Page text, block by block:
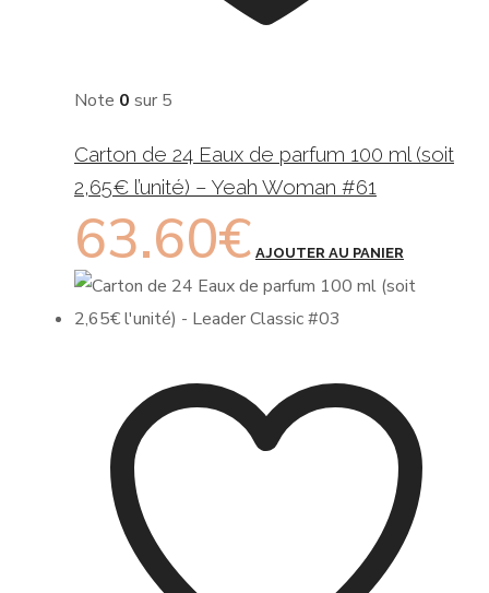
Note 0 sur 5
Carton de 24 Eaux de parfum 100 ml (soit
2,65€ l’unité) – Yeah Woman #61
63.60€ AJOUTER AU PANIER